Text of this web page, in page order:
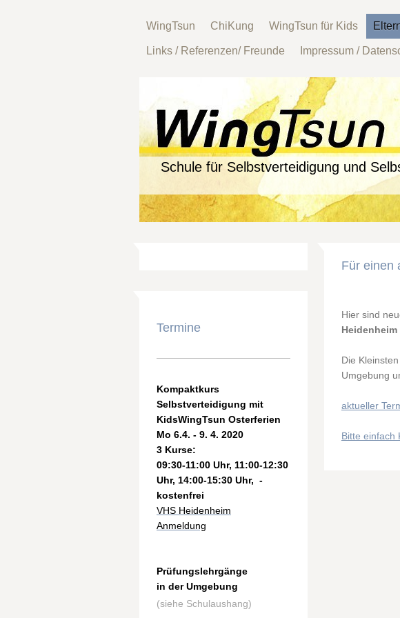
WingTsun ChiKung WingTsun für Kids
Links / Referenzen/ Freunde Impressum /
Schule für Selbstverteidigung und
offizielle
Für einen
Hier sind
Heidenheim
Die
Umgebung
aktueller
Bitte einfach
Termine
Kompaktkurs
Selbstverteidigung mit
KidsWingTsun Osterferien
Mo 6.4. - 9. 4. 2020
3 Kurse:
09:30-11:00 Uhr, 11:00-12:30
Uhr, 14:00-15:30 Uhr, -
kostenfrei
VHS Heidenheim
Anmeldung
Prüfungslehrgänge
in der Umgebung
(siehe Schulaushang)